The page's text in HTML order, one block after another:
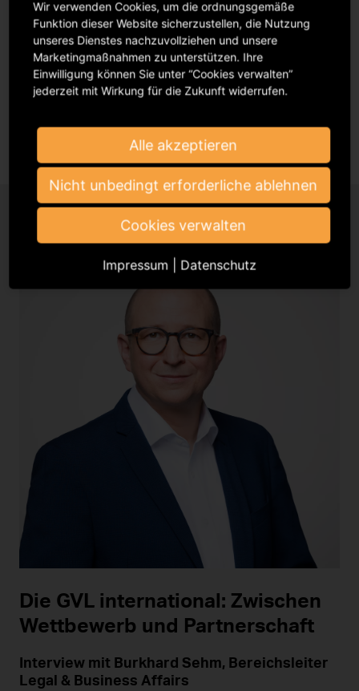
Festival im vergangenen Jahr endlich wieder
persönlich aufeinandertrafen. Es war ein Moment des
Aufatmens zwischen den Lockdowns der Pandemie
und für die GVL ein wichtiges Event zum Netzwerken
und Freunde treffen.
Die GVL international: Zwischen
Wettbewerb und Partnerschaft
Interview mit Burkhard Sehm, Bereichsleiter
Legal & Business Affairs
Wir verwenden Cookies, um die ordnungsgemäße
Funktion dieser Website sicherzustellen, die Nutzung
unseres Dienstes nachzuvollziehen und unsere
Marketingmaßnahmen zu unterstützen. Ihre
Einwilligung können Sie unter “Cookies verwalten”
jederzeit mit Wirkung für die Zukunft widerrufen.
Alle akzeptieren
Nicht unbedingt erforderliche ablehnen
Cookies verwalten
Impressum Datenschutz